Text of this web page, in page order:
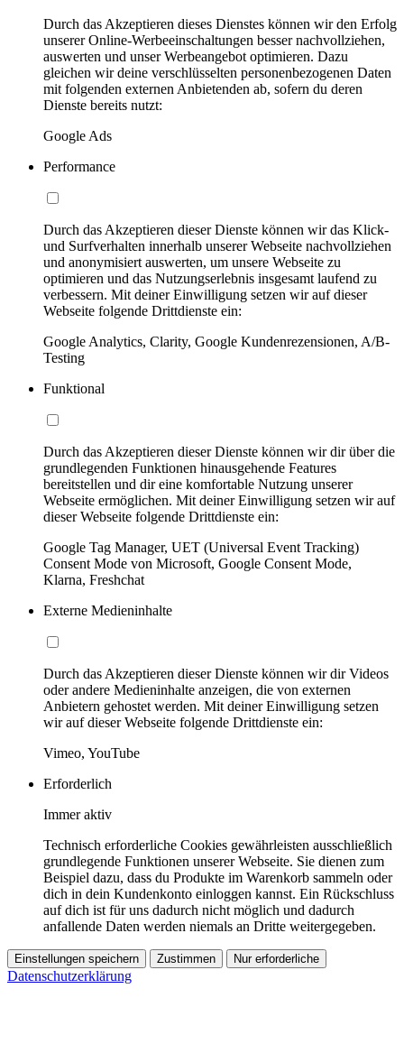
Durch das Akzeptieren dieses Dienstes können wir den Erfolg
unserer Online-Werbeeinschaltungen besser nachvollziehen,
auswerten und unser Werbeangebot optimieren. Dazu
gleichen wir deine verschlüsselten personenbezogenen Daten
mit folgenden externen Anbietenden ab, sofern du deren
Dienste bereits nutzt:
Google Ads
Performance
Durch das Akzeptieren dieser Dienste können wir das Klick-
und Surfverhalten innerhalb unserer Webseite nachvollziehen
und anonymisiert auswerten, um unsere Webseite zu
optimieren und das Nutzungserlebnis insgesamt laufend zu
verbessern. Mit deiner Einwilligung setzen wir auf dieser
Webseite folgende Drittdienste ein:
Google Analytics, Clarity, Google Kundenrezensionen, A/B-
Testing
Funktional
Durch das Akzeptieren dieser Dienste können wir dir über die
grundlegenden Funktionen hinausgehende Features
bereitstellen und dir eine komfortable Nutzung unserer
Webseite ermöglichen. Mit deiner Einwilligung setzen wir auf
dieser Webseite folgende Drittdienste ein:
Google Tag Manager, UET (Universal Event Tracking)
Consent Mode von Microsoft, Google Consent Mode,
Klarna, Freshchat
Externe Medieninhalte
Durch das Akzeptieren dieser Dienste können wir dir Videos
oder andere Medieninhalte anzeigen, die von externen
Anbietern gehostet werden. Mit deiner Einwilligung setzen
wir auf dieser Webseite folgende Drittdienste ein:
Vimeo, YouTube
Erforderlich
Immer aktiv
Technisch erforderliche Cookies gewährleisten ausschließlich
grundlegende Funktionen unserer Webseite. Sie dienen zum
Beispiel dazu, dass du Produkte im Warenkorb sammeln oder
dich in dein Kundenkonto einloggen kannst. Ein Rückschluss
auf dich ist für uns dadurch nicht möglich und dadurch
anfallende Daten werden niemals an Dritte weitergegeben.
Einstellungen speichern Zustimmen Nur erforderliche
Datenschutzerklärung